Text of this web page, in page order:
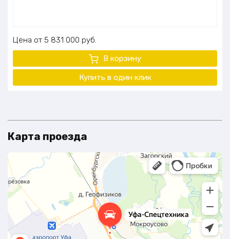
Цена 5 831 000 руб.
В корзину
Купить в один клик
Карта проезда